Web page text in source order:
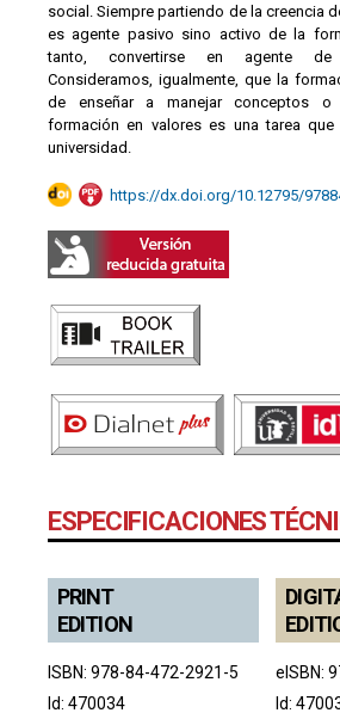
social. Siempre partiendo de la creencia
es agente pasivo sino activo de la
tanto, convertirse en agente de
Consideramos, igualmente, que la
de enseñar a manejar conceptos o
formación en valores es una tarea que
universidad.
https://dx.doi.org/10.12795/
ESPECIFICACIONES
PRINT
EDITION
ISBN: 978-84-472-2921-5
Id: 470034
eISBN:
Id: